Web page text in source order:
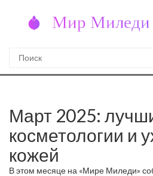
Март 2025:
косметологии и
кожей
В этом месяце на «Мире Миледи»